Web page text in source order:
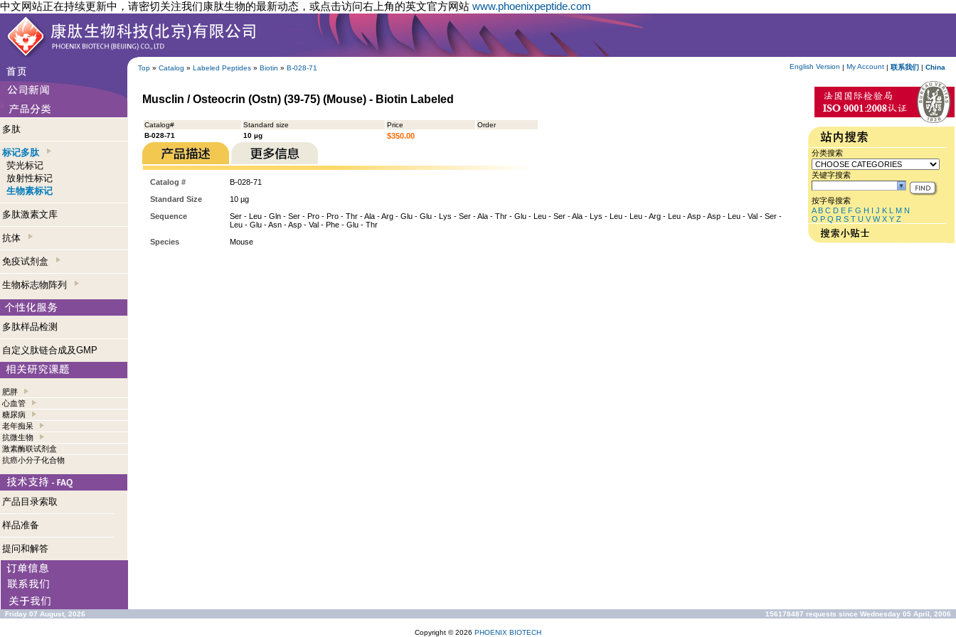
中文网站正在持续更新中，请密切关注我们康肽生物的最新动态，或点击访问右上角的英文官方网站 www.phoenixpeptide.com
Top » Catalog » Labeled Peptides » Biotin » B-028-71 English Version | My Account | 联系我们 | China
多肽
标记多肽
荧光标记
放射性标记
生物素标记
多肽激素文库
抗体
免疫试剂盒
生物标志物阵列
多肽样品检测
自定义肽链合成及GMP
肥胖
心血管
糖尿病
老年痴呆
抗微生物
激素酶联试剂盒
抗癌小分子化合物
产品目录索取
样品准备
提问和解答
Musclin / Osteocrin (Ostn) (39-75) (Mouse) - Biotin Labeled
Catalog# Standard size Price
Order
B-028-71
10 µg $350.00
Catalog #
B-028-71
Standard Size
10 µg
Sequence
Ser - Leu - Gln - Ser - Pro - Pro - Thr - Ala - Arg - Glu - Glu - Lys - Ser - Ala - Thr - Glu - Leu - Ser - Ala - Lys - Leu - Leu - Arg - Leu - Asp - Asp - Leu - Val - Ser -
Leu - Glu - Asn - Asp - Val - Phe - Glu - Thr
Species
Mouse
分类搜索
关键字搜索
按字母搜索
A B C D E F G H I J K L M N
O P Q R S T U V W X Y Z
Friday 07 August, 2026 156178487 requests since Wednesday 05 April, 2006
Copyright © 2026 PHOENIX BIOTECH